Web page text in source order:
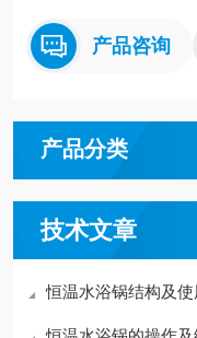
产品咨询
产品分类
技术文章
恒温水浴锅结构及